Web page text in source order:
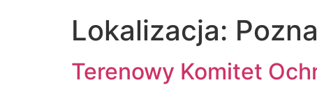
Lokalizacja:
Terenowy Komitet